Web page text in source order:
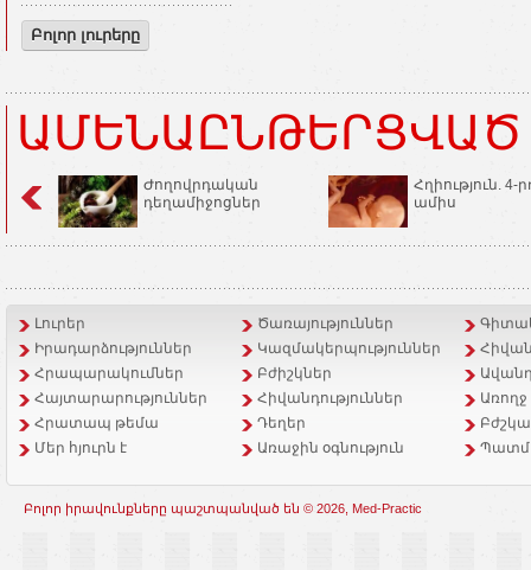
Բոլոր լուրերը
Ժողովրդական
դեղամիջոցներ
Հղիություն. 4-
ամիս
Լուրեր Ծառայություններ
Իրադարձություններ
Կազմակերպություններ
Հրապարակումներ
Բժիշկներ
Հայտարարություններ
Հիվանդություններ
Հրատապ թեմա
Դեղեր
Մեր հյուրն է
Առաջին օգնություն
Բոլոր իրավունքները պաշտպանված են © 2026, Med-Practic